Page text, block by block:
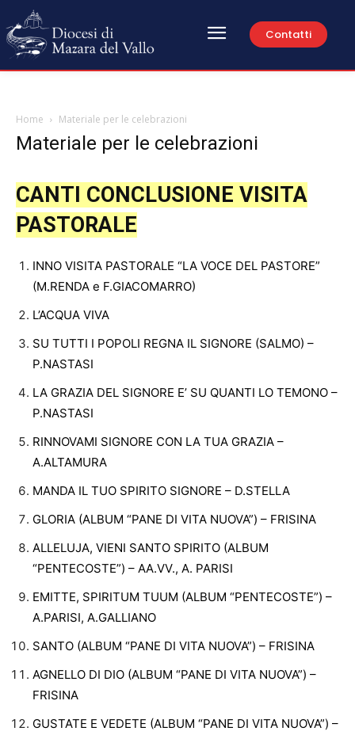
Contatti
Home Materiale per le celebrazioni
Materiale per le celebrazioni
CANTI CONCLUSIONE VISITA
PASTORALE
INNO VISITA PASTORALE “LA VOCE DEL PASTORE”
(M.RENDA e F.GIACOMARRO)
L’ACQUA VIVA
SU TUTTI I POPOLI REGNA IL SIGNORE (SALMO) –
P.NASTASI
LA GRAZIA DEL SIGNORE E’ SU QUANTI LO TEMONO –
P.NASTASI
RINNOVAMI SIGNORE CON LA TUA GRAZIA –
A.ALTAMURA
MANDA IL TUO SPIRITO SIGNORE – D.STELLA
GLORIA (ALBUM “PANE DI VITA NUOVA”) – FRISINA
ALLELUJA, VIENI SANTO SPIRITO (ALBUM
“PENTECOSTE”) – AA.VV., A. PARISI
EMITTE, SPIRITUM TUUM (ALBUM “PENTECOSTE”) –
A.PARISI, A.GALLIANO
SANTO (ALBUM “PANE DI VITA NUOVA”) – FRISINA
AGNELLO DI DIO (ALBUM “PANE DI VITA NUOVA”) –
FRISINA
GUSTATE E VEDETE (ALBUM “PANE DI VITA NUOVA”) –